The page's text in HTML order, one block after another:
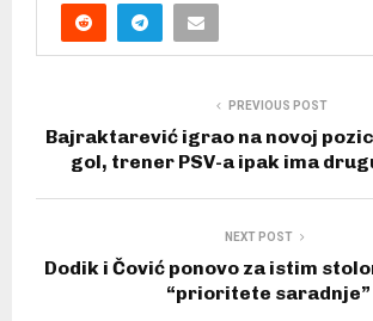
PREVIOUS POST
Bajraktarević igrao na novoj
gol, trener PSV-a ipak ima
NEXT POST
Dodik i Čović ponovo za istim
“prioritete saradnje”